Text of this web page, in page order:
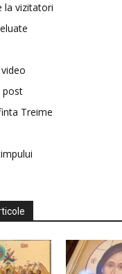
la vizitatori
post
Treime